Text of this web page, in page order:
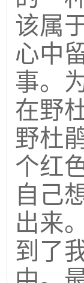
该属
心中
事。
在野
野杜
个红
自己
出来
到了